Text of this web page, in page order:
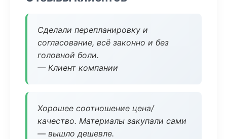
Сделали перепланировку и
согласование, всё законно и без
головной боли.
— Клиент компании
Хорошее соотношение цена/
качество. Материалы закупали сами
— вышло дешевле.